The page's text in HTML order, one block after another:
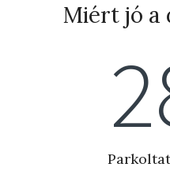
Miért jó a